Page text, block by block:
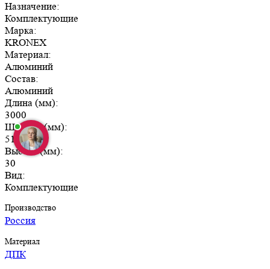
Назначение:
Комплектующие
Марка:
KRONEX
Материал:
Алюминий
Состав:
Алюминий
Длина (мм):
3000
Ширина (мм):
51,5
Высота (мм):
30
Вид:
Комплектующие
Производство
Россия
Материал
ДПК